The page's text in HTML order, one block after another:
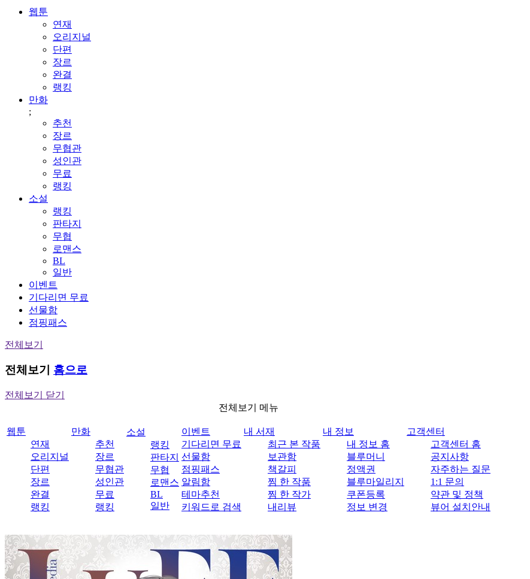
웹툰
연재
오리지널
단편
장르
완결
랭킹
만화
;
추천
장르
무협관
성인관
무료
랭킹
소설
랭킹
판타지
무협
로맨스
BL
일반
이벤트
기다리면 무료
선물함
점핑패스
전체보기
전체보기 홈으로
전체보기 닫기
전체보기 메뉴
웹툰
연재
오리지널
단편
장르
완결
랭킹
만화
추천
장르
무협관
성인관
무료
랭킹
소설
랭킹
판타지
무협
로맨스
BL
일반
이벤트
기다리면 무료
선물함
점핑패스
알림함
테마추천
키워드로 검색
내 서재
최근 본 작품
보관함
책갈피
찜 한 작품
찜 한 작가
내리뷰
내 정보
내 정보 홈
블루머니
정액권
블루마일리지
쿠폰등록
정보 변경
고객센터
고객센터 홈
공지사항
자주하는 질문
1:1 문의
약관 및 정책
뷰어 설치안내